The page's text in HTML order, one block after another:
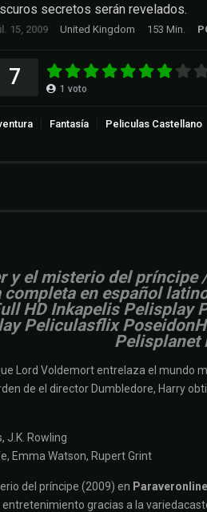
secretos serán revelados.
15, 2009 United Kingdom 153 Min.
7 1 voto
Fantasía Peliculas Castellano
y el misterio del
en español
HD Inkapelis Pelisplay
Peliculasflix
Pelisplanet
Lord Voldemort entrelaza el mundo
de el director Dumbledore, Harry
J.K. Rowling
Emma Watson, Rupert Grint
del príncipe (2009) en Paraveronline
gracias a la